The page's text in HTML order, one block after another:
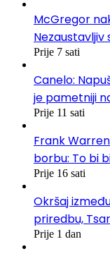
McGregor
Nezaustavljiv
Prije 7 sati
Canelo:
je pametniji
Prije 11 sati
Frank
borbu: To bi
Prije 16 sati
Okršaj
priredbu,
Prije 1 dan